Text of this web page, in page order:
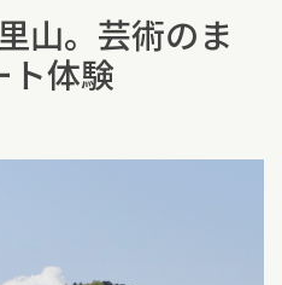
山。芸術のま
ト体験